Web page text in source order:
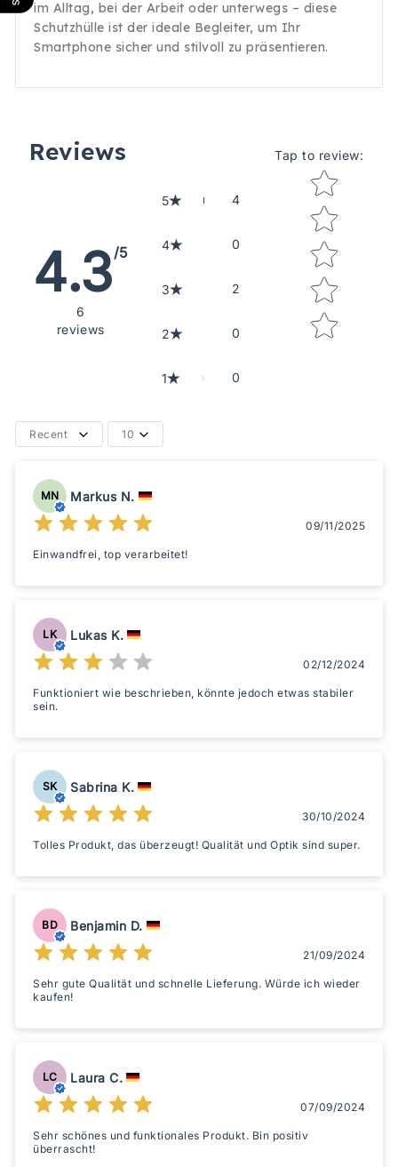
im Alltag, bei der Arbeit oder unterwegs – diese
Schutzhülle ist der ideale Begleiter, um Ihr
Smartphone sicher und stilvoll zu präsentieren.
Reviews
4.3/5
6
reviews
5 4
4 0
3 2
2 0
1 0
Tap to review:
Star rating
Recent 10
MN Markus N.
09/11/2025
Einwandfrei, top verarbeitet!
LK Lukas K.
02/12/2024
Funktioniert wie beschrieben, könnte jedoch etwas stabiler
sein.
SK Sabrina K.
30/10/2024
Tolles Produkt, das überzeugt! Qualität und Optik sind super.
BD Benjamin D.
21/09/2024
Sehr gute Qualität und schnelle Lieferung. Würde ich wieder
kaufen!
LC Laura C.
07/09/2024
Sehr schönes und funktionales Produkt. Bin positiv
überrascht!